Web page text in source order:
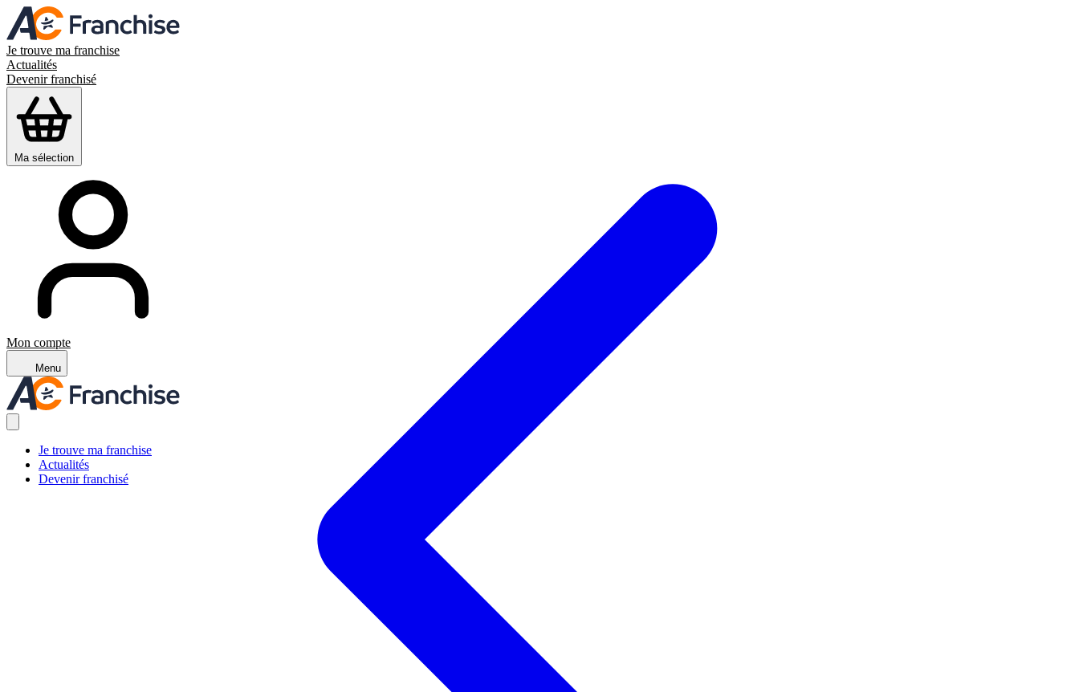
Je trouve ma franchise
Actualités
Devenir franchisé
Ma sélection
Mon compte
Menu
Je trouve ma franchise
Actualités
Devenir franchisé